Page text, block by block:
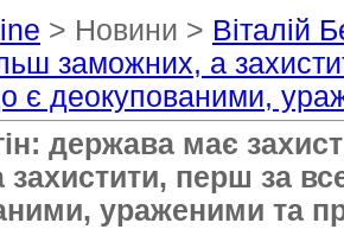
> Новини > Віталій
заможних, а
є деокупованими,
держава має
перш за
ураженими та